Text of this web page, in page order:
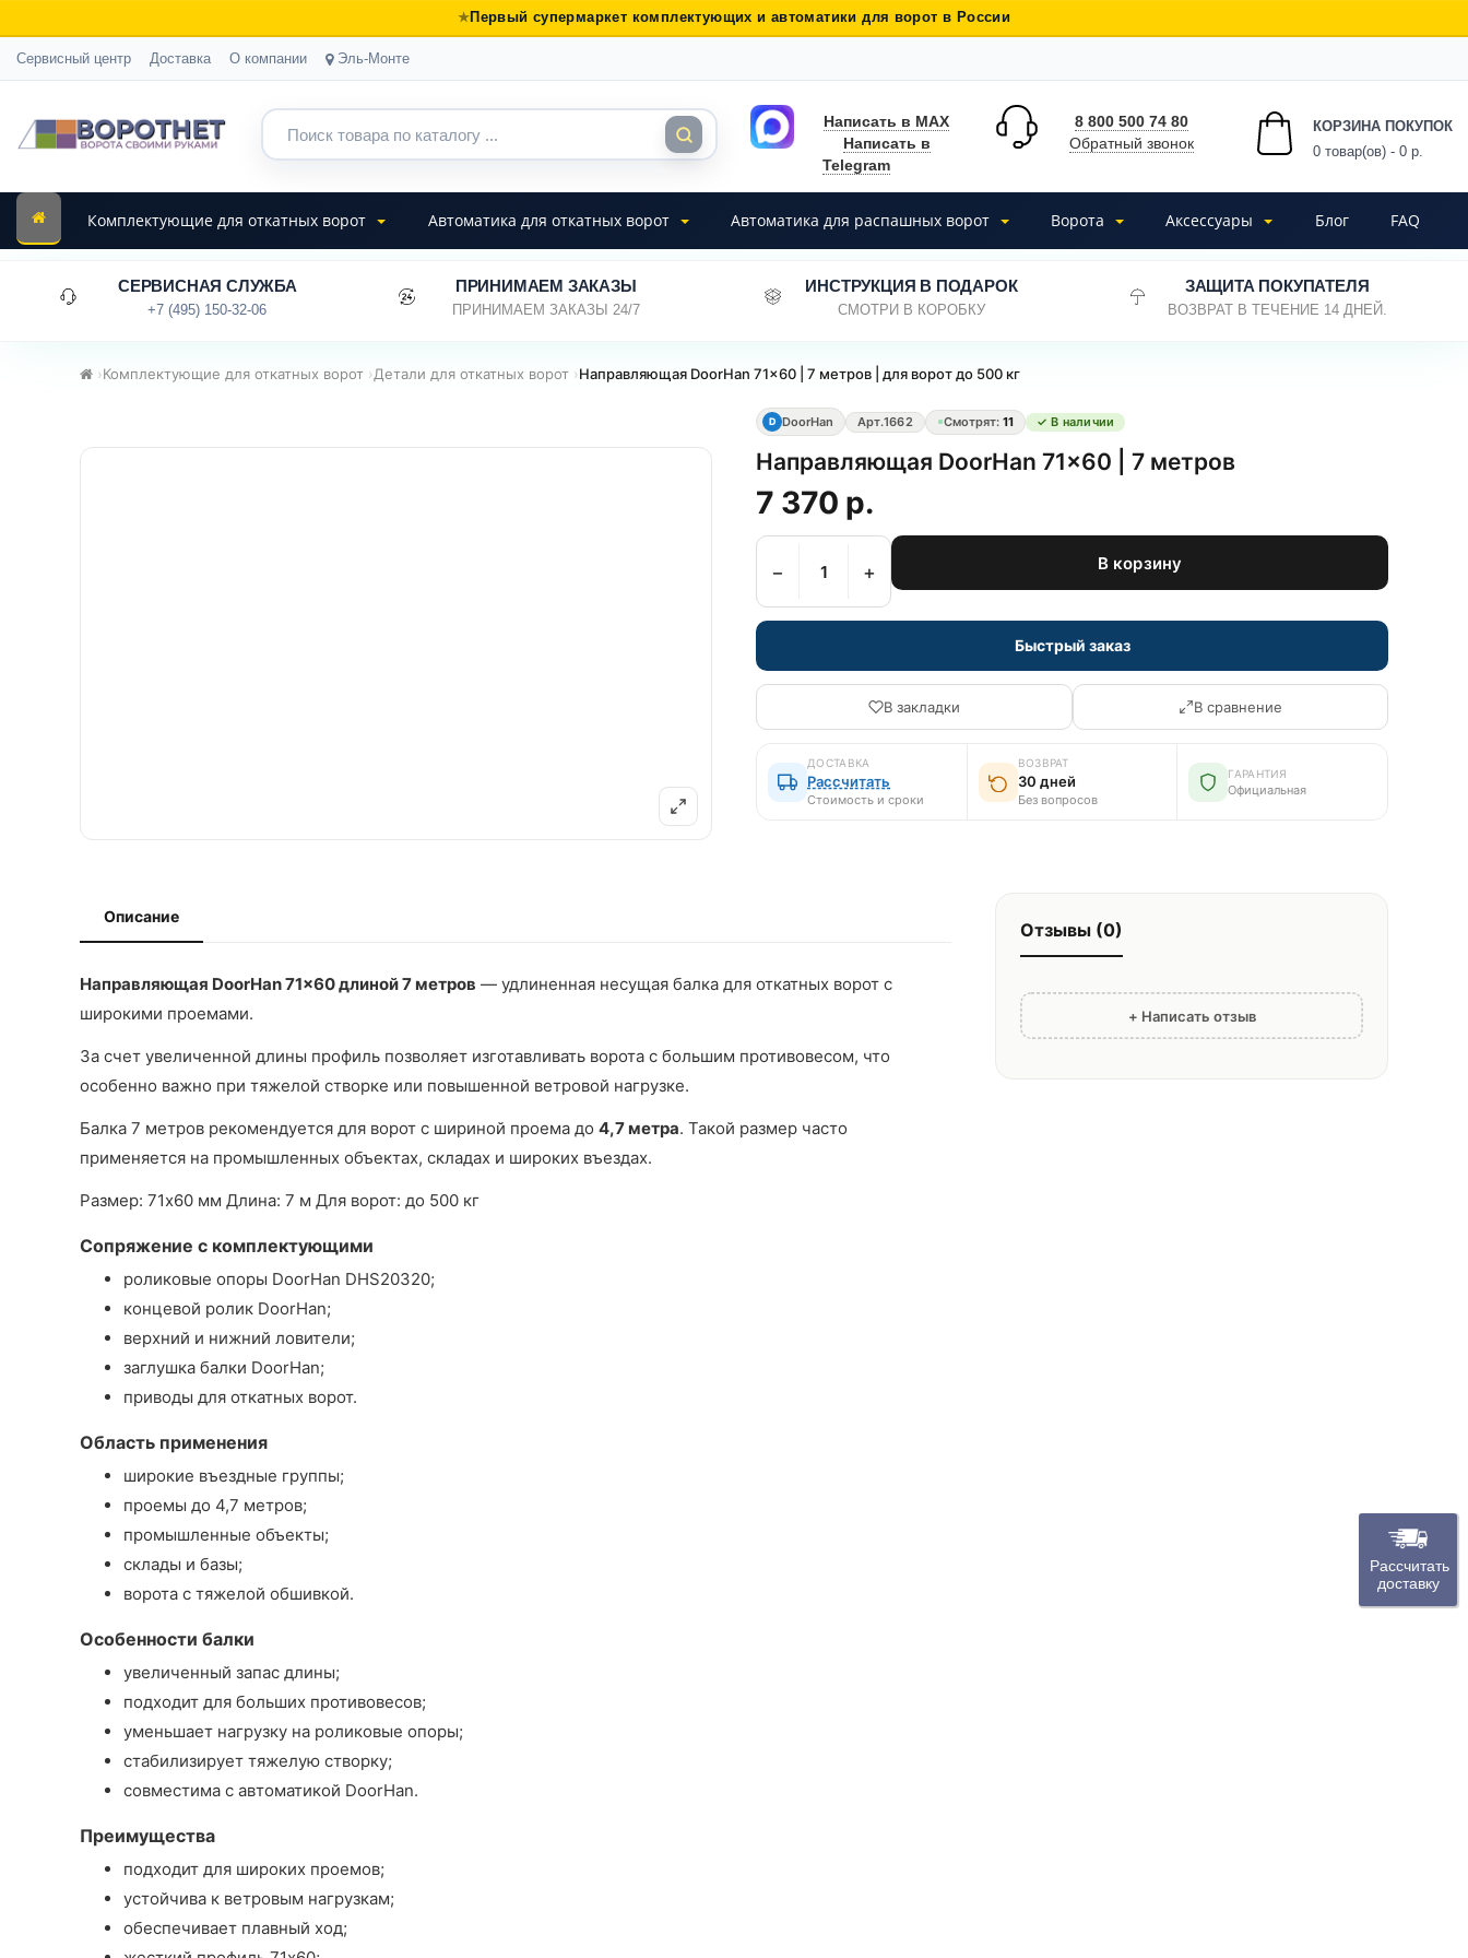
Первый супермаркет комплектующих и автоматики для ворот в России
Сервисный центр Доставка О компании Эль-Монте
Написать в MAX
Написать в
Telegram
8 800 500 74 80
Обратный звонок
КОРЗИНА ПОКУПОК
0 товар(ов) - 0 р.
Комплектующие для откатных ворот Автоматика для откатных ворот Автоматика для распашных ворот Ворота Аксессуары Блог FAQ
СЕРВИСНАЯ СЛУЖБА
+7 (495) 150-32-06
ПРИНИМАЕМ ЗАКАЗЫ
ПРИНИМАЕМ ЗАКАЗЫ 24/7
ИНСТРУКЦИЯ В ПОДАРОК
СМОТРИ В КОРОБКУ
ЗАЩИТА ПОКУПАТЕЛЯ
ВОЗВРАТ В ТЕЧЕНИЕ 14 ДНЕЙ.
›Комплектующие для откатных ворот ›Детали для откатных ворот ›Направляющая DoorHan 71x60 | 7 метров | для ворот до 500 кг
D DoorHan Арт.1662 Смотрят: 11 ✓ В наличии
Направляющая DoorHan 71x60 | 7 метров
7 370 р.
− + В корзину
Быстрый заказ
В закладки В сравнение
ДОСТАВКА
Рассчитать
Стоимость и сроки
ВОЗВРАТ
30 дней
Без вопросов
ГАРАНТИЯ
Официальная
Описание
Направляющая DoorHan 71x60 длиной 7 метров — удлиненная несущая балка для откатных ворот с
широкими проемами.
За счет увеличенной длины профиль позволяет изготавливать ворота с большим противовесом, что
особенно важно при тяжелой створке или повышенной ветровой нагрузке.
Балка 7 метров рекомендуется для ворот с шириной проема до 4,7 метра. Такой размер часто
применяется на промышленных объектах, складах и широких въездах.
Размер: 71x60 мм Длина: 7 м Для ворот: до 500 кг
Сопряжение с комплектующими
роликовые опоры DoorHan DHS20320;
концевой ролик DoorHan;
верхний и нижний ловители;
заглушка балки DoorHan;
приводы для откатных ворот.
Область применения
широкие въездные группы;
проемы до 4,7 метров;
промышленные объекты;
склады и базы;
ворота с тяжелой обшивкой.
Особенности балки
увеличенный запас длины;
подходит для больших противовесов;
уменьшает нагрузку на роликовые опоры;
стабилизирует тяжелую створку;
совместима с автоматикой DoorHan.
Преимущества
подходит для широких проемов;
устойчива к ветровым нагрузкам;
обеспечивает плавный ход;
Отзывы (0)
+ Написать отзыв
Рассчитать
доставку